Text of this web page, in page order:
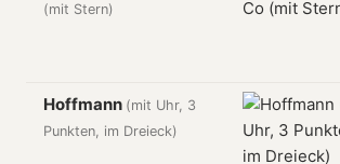
(mit Stern)
Hoffmann (mit Uhr, 3
Punkten, im Dreieck)